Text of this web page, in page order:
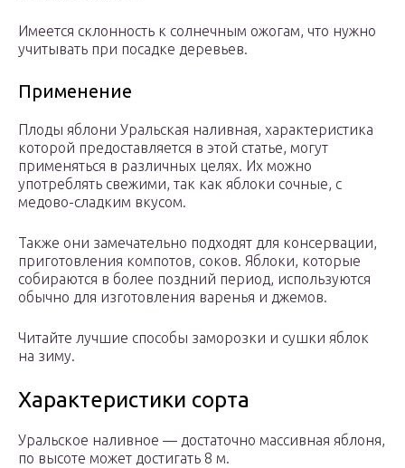
Имеется склонность к солнечным ожогам, что нужно
учитывать при посадке деревьев.
Применение
Плоды яблони Уральская наливная, характеристика
которой предоставляется в этой статье, могут
применяться в различных целях. Их можно
употреблять свежими, так как яблоки сочные, с
медово-сладким вкусом.
Также они замечательно подходят для консервации,
приготовления компотов, соков. Яблоки, которые
собираются в более поздний период, используются
обычно для изготовления варенья и джемов.
Читайте лучшие способы заморозки и сушки яблок
на зиму.
Характеристики сорта
Уральское наливное — достаточно массивная яблоня,
по высоте может достигать 8 м.